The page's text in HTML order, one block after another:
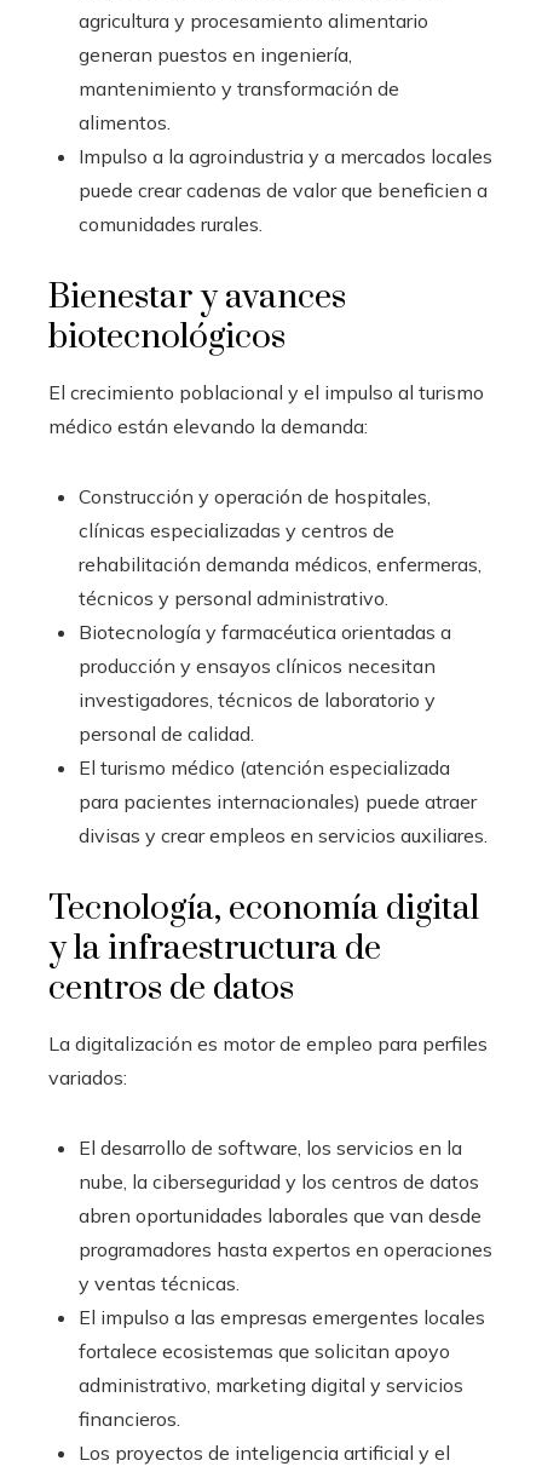
agricultura y procesamiento alimentario
generan puestos en ingeniería,
mantenimiento y transformación de
alimentos.
Impulso a la agroindustria y a mercados locales
puede crear cadenas de valor que beneficien a
comunidades rurales.
Bienestar y avances
biotecnológicos
El crecimiento poblacional y el impulso al turismo
médico están elevando la demanda:
Construcción y operación de hospitales,
clínicas especializadas y centros de
rehabilitación demanda médicos, enfermeras,
técnicos y personal administrativo.
Biotecnología y farmacéutica orientadas a
producción y ensayos clínicos necesitan
investigadores, técnicos de laboratorio y
personal de calidad.
El turismo médico (atención especializada
para pacientes internacionales) puede atraer
divisas y crear empleos en servicios auxiliares.
Tecnología, economía digital
y la infraestructura de
centros de datos
La digitalización es motor de empleo para perfiles
variados:
El desarrollo de software, los servicios en la
nube, la ciberseguridad y los centros de datos
abren oportunidades laborales que van desde
programadores hasta expertos en operaciones
y ventas técnicas.
El impulso a las empresas emergentes locales
fortalece ecosistemas que solicitan apoyo
administrativo, marketing digital y servicios
financieros.
Los proyectos de inteligencia artificial y el